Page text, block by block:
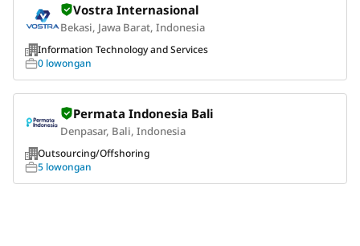
Vostra Internasional
Bekasi, Jawa Barat, Indonesia
Information Technology and Services
0 lowongan
Permata Indonesia Bali
Denpasar, Bali, Indonesia
Outsourcing/Offshoring
5 lowongan